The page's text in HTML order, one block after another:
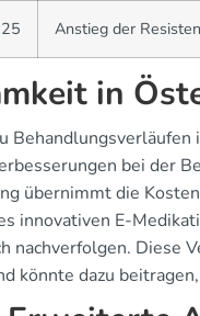
Anstieg der
in
bei der
übernimmt die
innovativen E-
nachverfolgen. Diese
könnte dazu